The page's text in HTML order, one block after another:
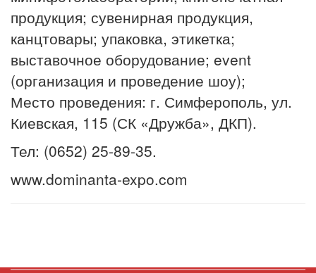
продукция; сувенирная продукция,
канцтовары; упаковка, этикетка;
выставочное оборудование; event
(организация и проведение шоу);
Место проведения: г. Симферополь, ул.
Киевская, 115 (СК «Дружба», ДКП).
Тел: (0652) 25-89-35.
www.dominanta-expo.com